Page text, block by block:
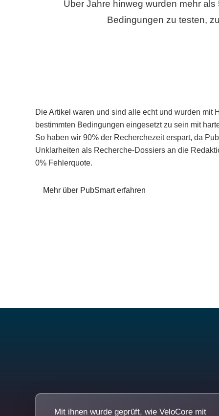
Über Jahre hinweg wurden mehr
Bedingungen zu testen,
Die Artikel waren und sind alle echt und wurden mit
bestimmten Bedingungen eingesetzt zu sein mit
So haben wir 90% der Recherchezeit erspart, da
Unklarheiten als Recherche-Dossiers an die
0% Fehlerquote.
Mehr über PubSmart erfahren
Mit ihnen wurde geprüft, wie VeloCore mit